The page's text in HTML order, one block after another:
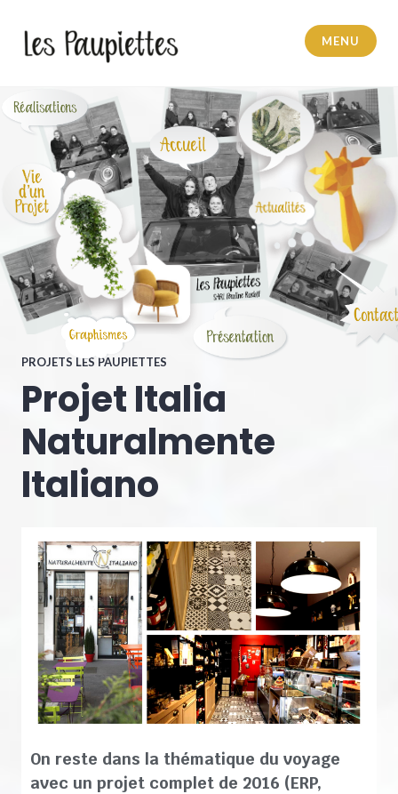
MENU
PROJETS LES PAUPIETTES
Projet Italia
Naturalmente
Italiano
On reste dans la thématique du voyage
avec un projet complet de 2016 (ERP,